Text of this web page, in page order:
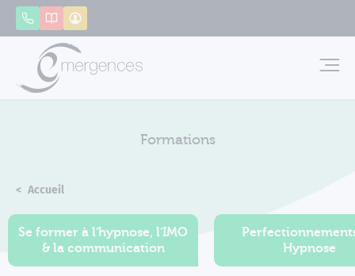
AppelerCatalogue
Formations
Accueil
Se former à l'hypnose, l'IMO
& la communication
Hypnose
Panneau de gestion des cookies